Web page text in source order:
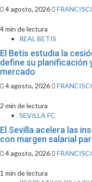
4 agosto, 2026
4 min de lectura
REAL BETIS
El Betis estudia la
define su planificación
mercado
4 agosto, 2026
2 min de lectura
SEVILLA FC
El Sevilla acelera las
con margen salarial
4 agosto, 2026
1 min de lectura